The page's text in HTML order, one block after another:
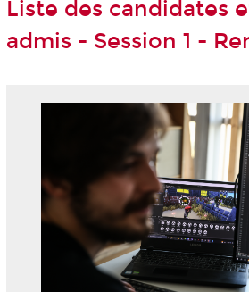
Liste des candidates
admis - Session 1 -